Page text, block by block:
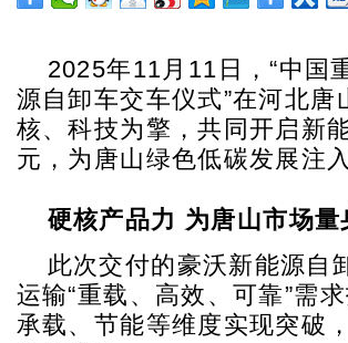
2025年11月11日，“中国
源自卸车交车仪式”在河北
核、科技为擎，共同开启新
元，为唐山绿色低碳发展注
硬核产品力 为唐山市场
此次交付的豪沃新能源自
运输“重载、高效、可靠”需
承载、节能等维度实现突破